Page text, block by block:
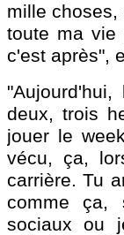
mille choses,
toute ma vie
c'est après",
deux, trois
jouer le
vécu, ça,
carrière. Tu
comme ça,
sociaux ou